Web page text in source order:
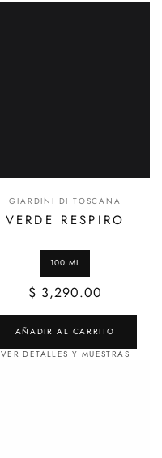
GIARDINI DI TOSCANA
VERDE RESPIRO
$ 3,290.00
AÑADIR AL CARRITO
VER DETALLES Y MUESTRAS